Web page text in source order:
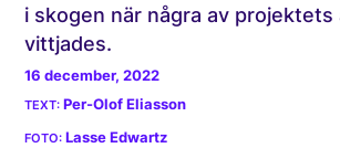
i skogen när några av projektets
vittjades.
16 december, 2022
Per-Olof Eliasson
Lasse Edwartz